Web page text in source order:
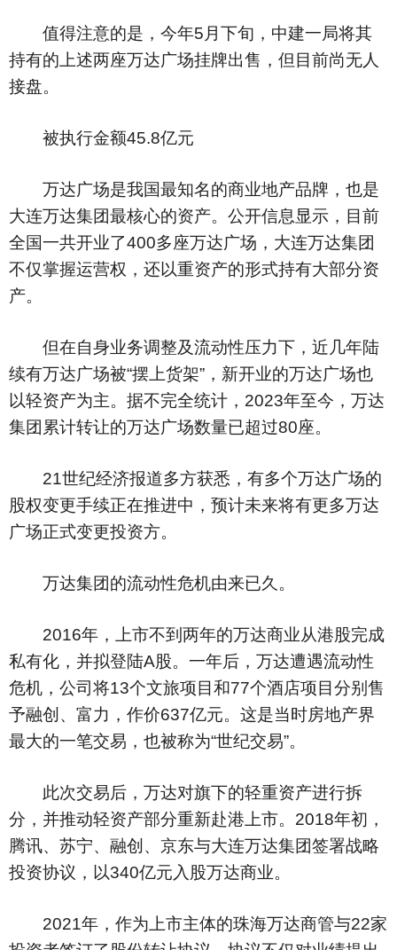
值得注意的是，今年5月下旬，中建一局将其
持有的上述两座万达广场挂牌出售，但目前尚无人
接盘。
被执行金额45.8亿元
万达广场是我国最知名的商业地产品牌，也是
大连万达集团最核心的资产。公开信息显示，目前
全国一共开业了400多座万达广场，大连万达集团
不仅掌握运营权，还以重资产的形式持有大部分资
产。
但在自身业务调整及流动性压力下，近几年陆
续有万达广场被“摆上货架”，新开业的万达广场也
以轻资产为主。据不完全统计，2023年至今，万达
集团累计转让的万达广场数量已超过80座。
21世纪经济报道多方获悉，有多个万达广场的
股权变更手续正在推进中，预计未来将有更多万达
广场正式变更投资方。
万达集团的流动性危机由来已久。
2016年，上市不到两年的万达商业从港股完成
私有化，并拟登陆A股。一年后，万达遭遇流动性
危机，公司将13个文旅项目和77个酒店项目分别售
予融创、富力，作价637亿元。这是当时房地产界
最大的一笔交易，也被称为“世纪交易”。
此次交易后，万达对旗下的轻重资产进行拆
分，并推动轻资产部分重新赴港上市。2018年初，
腾讯、苏宁、融创、京东与大连万达集团签署战略
投资协议，以340亿元入股万达商业。
2021年，作为上市主体的珠海万达商管与22家